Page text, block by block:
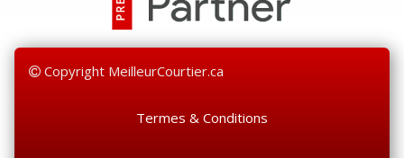
Copyright MeilleurCourtier.ca
Termes & Conditions